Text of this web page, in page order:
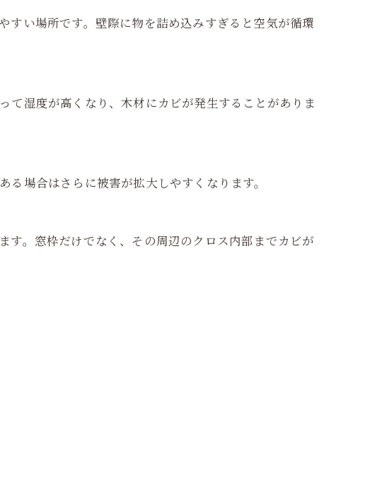
すい場所です。壁際に物を詰め込みすぎると空気が循環
て湿度が高くなり、木材にカビが発生することがありま
場合はさらに被害が拡大しやすくなります。
す。窓枠だけでなく、その周辺のクロス内部までカビが